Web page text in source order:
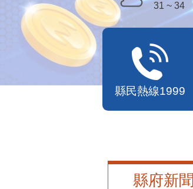
31 ~ 34
縣民熱線1999
縣府新聞